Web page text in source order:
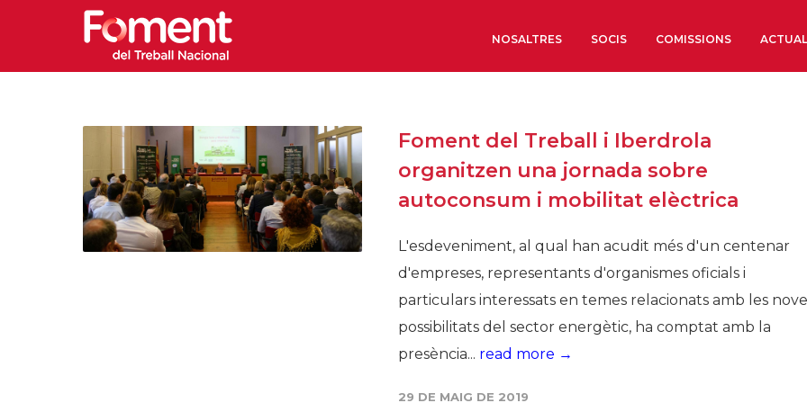
NOSALTRES
Òrgans de Govern
Òrgans Consultius
Estructura Executiva
Econòmics i Socials
Organitzacions
Organitzacions
SOCIS COMISSIONS
Foment del Treball i Iberdrola
organitzen una jornada sobre
autoconsum i mobilitat elèctrica
L'esdeveniment, al qual han acudit més d'un centenar
d'empreses, representants d'organismes oficials i
particulars interessats en temes relacionats amb les
possibilitats del sector energètic, ha comptat amb la
presència... read more →
29 DE MAIG DE 2019